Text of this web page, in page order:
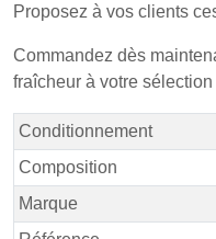
Proposez à vos clients
Commandez dès
fraîcheur à votre
Conditionnement
Composition
Marque